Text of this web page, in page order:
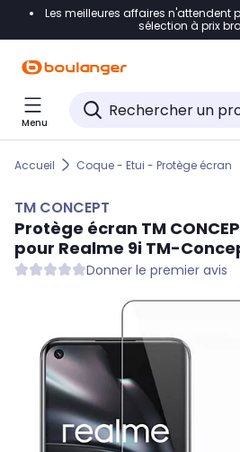
Accéder directement à la
Accéder directement au pied de
Accéder directement au chatbot
Les meilleures affaires n'attendent
sélection à prix
Menu
Accueil Coque - Etui - Protège écran
TM CONCEPT
Protège écran TM
pour Realme 9i TM-
Donner le premier avis